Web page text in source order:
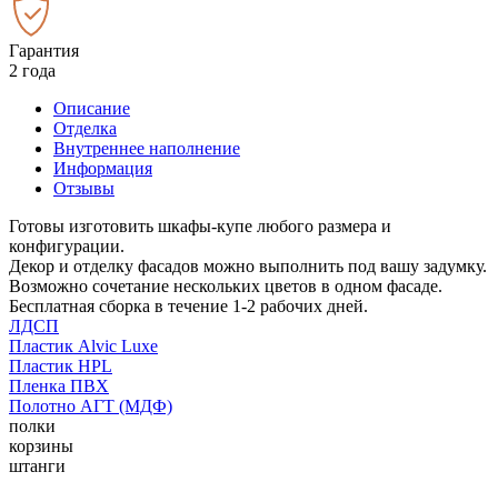
Гарантия
2 года
Описание
Отделка
Внутреннее наполнение
Информация
Отзывы
Готовы изготовить шкафы-купе любого размера и
конфигурации.
Декор и отделку фасадов можно выполнить под вашу задумку.
Возможно сочетание нескольких цветов в одном фасаде.
Бесплатная сборка в течение 1-2 рабочих дней.
ЛДСП
Пластик Alvic Luxe
Пластик HPL
Пленка ПВХ
Полотно АГТ (МДФ)
полки
корзины
штанги